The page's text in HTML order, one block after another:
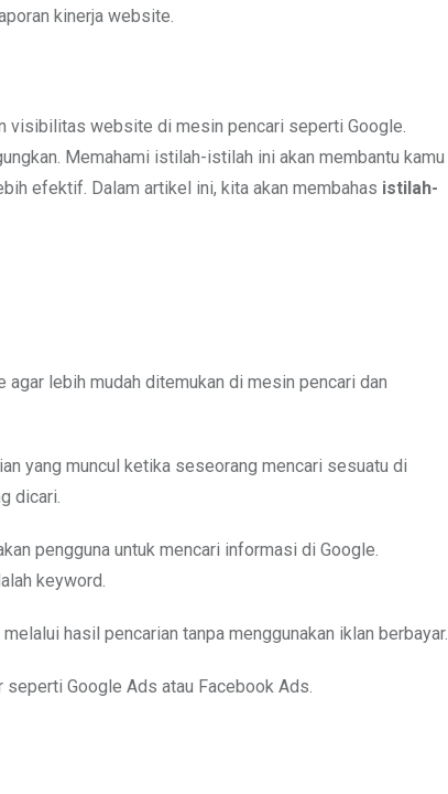
kinerja website.
visibilitas website di mesin pencari seperti Google.
Memahami istilah-istilah ini akan membantu kamu
efektif. Dalam artikel ini, kita akan membahas istilah-
lebih mudah ditemukan di mesin pencari dan
yang muncul ketika seseorang mencari sesuatu di
dicari.
pengguna untuk mencari informasi di Google.
keyword.
hasil pencarian tanpa menggunakan iklan berbayar.
Google Ads atau Facebook Ads.